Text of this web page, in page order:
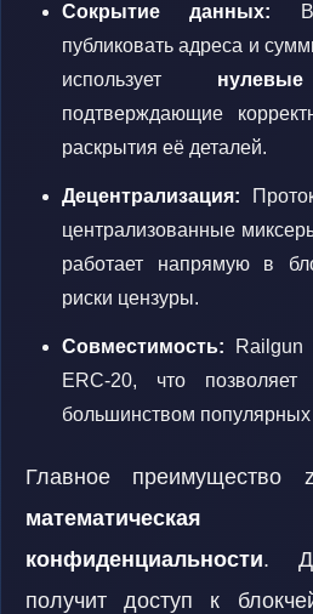
Сокрытие данных:
публиковать адреса и
использует
подтверждающие
раскрытия её деталей.
Децентрализация:
централизованные
работает напрямую в
риски цензуры.
Совместимость: Railgun
ERC-20, что
большинством популярных
Главное
конфиденциальности.
получит доступ к